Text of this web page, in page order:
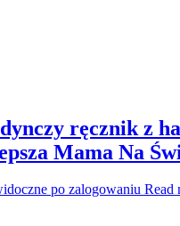
ręcznik z
Mama Na
po zalogowaniu Read